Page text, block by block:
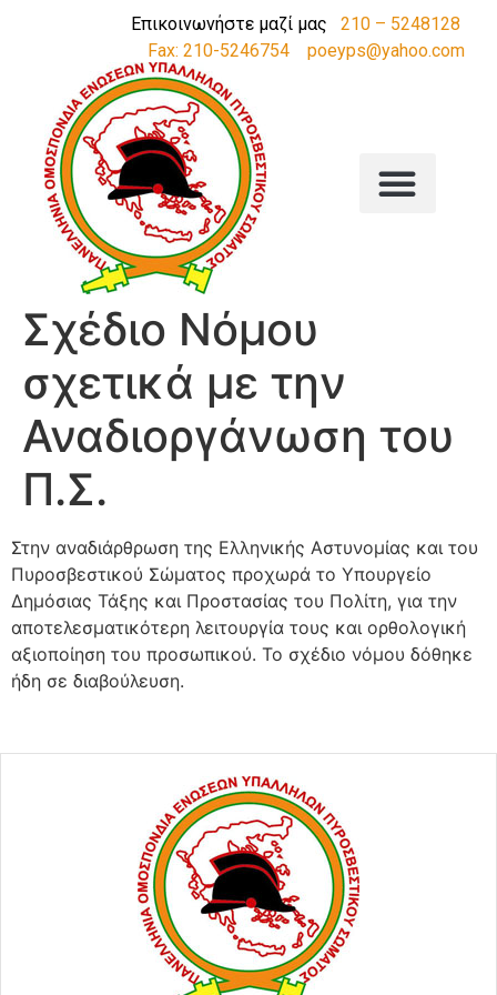
Επικοινωνήστε μαζί μας 210 – 5248128
Fax: 210-5246754
poeyps@yahoo.com
Σχέδιο Νόμου
σχετικά με την
Αναδιοργάνωση του
Π.Σ.
Στην αναδιάρθρωση της Ελληνικής Αστυνομίας και του
Πυροσβεστικού Σώματος προχωρά το Υπουργείο
Δημόσιας Τάξης και Προστασίας του Πολίτη, για την
αποτελεσματικότερη λειτουργία τους και ορθολογική
αξιοποίηση του προσωπικού. Το σχέδιο νόμου δόθηκε
ήδη σε διαβούλευση.